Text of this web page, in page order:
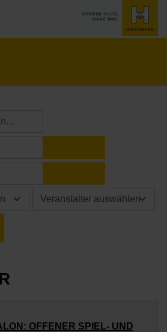
OFFENER SPIEL- UND